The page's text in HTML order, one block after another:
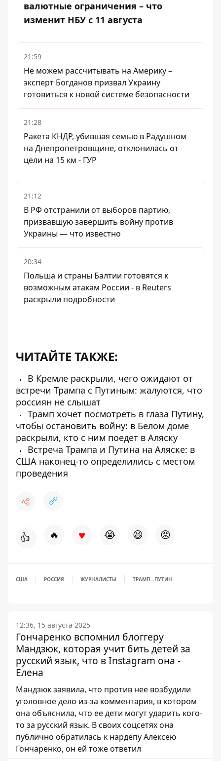
валютные ограничения – что
изменит НБУ с 11 августа
21:59
Не можем рассчитывать на Америку –
эксперт Богданов призвал Украину
готовиться к новой системе безопасности
21:28
Ракета КНДР, убившая семью в Радушном
на Днепропетровщине, отклонилась от
цели на 15 км - ГУР
21:12
В РФ отстранили от выборов партию,
призвавшую завершить войну против
Украины — что известно
20:34
Польша и страны Балтии готовятся к
возможным атакам России - в Reuters
раскрыли подробности
ЧИТАЙТЕ ТАКЖЕ:
В Кремле раскрыли, чего ожидают от
встречи Трампа с Путиным: жалуются, что
россиян не слышат
Трамп хочет посмотреть в глаза Путину,
чтобы остановить войну: в Белом доме
раскрыли, кто с ним поедет в Аляску
Встреча Трампа и Путина на Аляске: в
США наконец-то определились с местом
проведения
👍 🔥 ♥ 😭 😆 😡
США РОССИЯ ЖУРНАЛИСТЫ ТРАМП - ПУТИН
12:36, 15 августа 2025
Гончаренко вспомнил блоггеру
Мандзюк, которая учит бить детей за
русский язык, что в Instagram она -
Елена
Мандзюк заявила, что против нее возбудили
уголовное дело из-за комментария, в котором
она объяснила, что ее дети могут ударить кого-
то за русский язык. В своих соцсетях она
публично обратилась к нардепу Алексею
Гончаренко, он ей тоже ответил